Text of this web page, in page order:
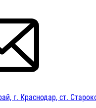
г. Краснодар, ст.